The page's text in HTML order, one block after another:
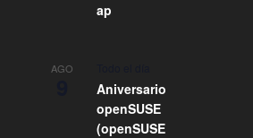
ap
AGO
Aniversario
openSUSE
(openSUSE